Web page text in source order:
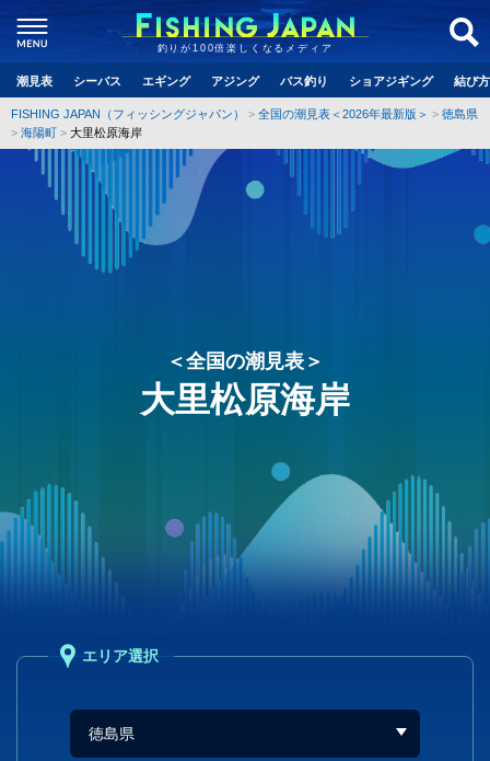
釣りが100倍楽しくなるメディア
潮見表 シーバス エギング アジング バス釣り ショアジギング 結び
FISHING JAPAN（フィッシングジャパン） 全国の潮見表＜2026年最新版＞
徳島県
海陽町
大里松原海岸
＜全国の潮見表＞
大里松原海岸
エリア選択